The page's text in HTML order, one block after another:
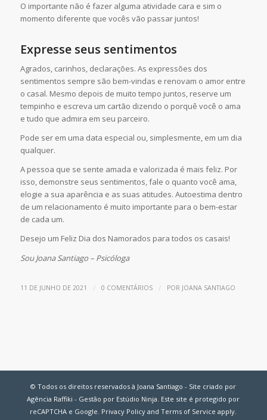
O importante não é fazer alguma atividade cara e sim o
momento diferente que vocês vão passar juntos!
Expresse seus sentimentos
Agrados, carinhos, declarações. As expressões dos
sentimentos sempre são bem-vindas e renovam o amor entre
o casal. Mesmo depois de muito tempo juntos, reserve um
tempinho e escreva um cartão dizendo o porquê você o ama
e tudo que admira em seu parceiro.
Pode ser em uma data especial ou, simplesmente, em um dia
qualquer.
A pessoa que se sente amada e valorizada é mais feliz. Por
isso, demonstre seus sentimentos, fale o quanto você ama,
elogie a sua aparência e as suas atitudes. Autoestima dentro
de um relacionamento é muito importante para o bem-estar
de cada um.
Desejo um Feliz Dia dos Namorados para todos os casais!
Sou Joana Santiago – Psicóloga
11 DE JUNHO DE 2021 / 0 COMENTÁRIOS / POR JOANA SANTIAGO
© Todos os direitos reservados à Joana Santiago - Site criado por
Agência Raffiki - Gestão por Estúdio Ninja. Este site é protegido por
reCAPTCHA e Google. Privacy Policy andTerms of Service apply.